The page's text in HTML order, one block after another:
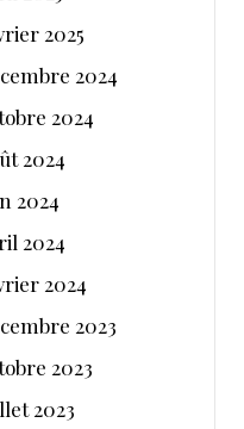
2025
2024
2024
2024
2024
2024
2024
2023
2023
2023